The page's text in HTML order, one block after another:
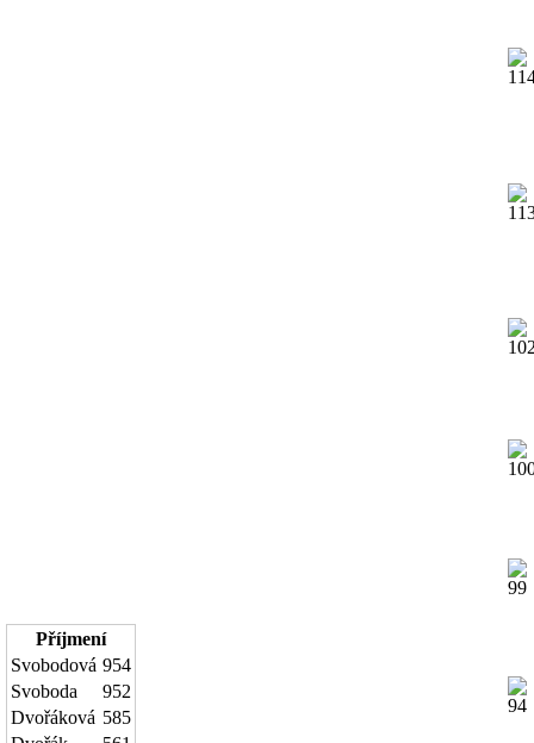
Příjmení
Svobodová 954
Svoboda
952
Dvořáková 585